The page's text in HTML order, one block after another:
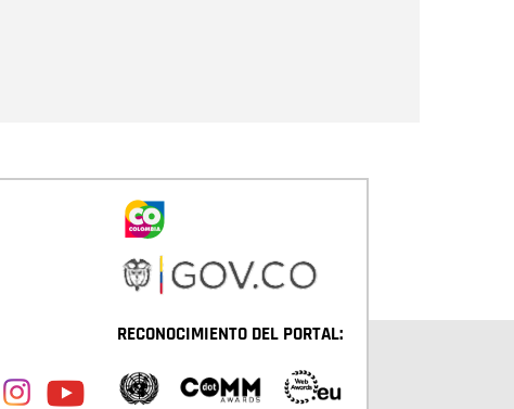
RECONOCIMIENTO DEL PORTAL: